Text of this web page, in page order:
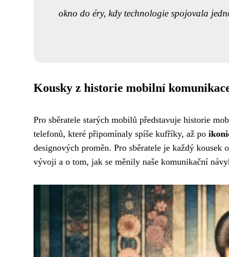
okno do éry, kdy technologie spojovala
Kousky z historie mobilní
Pro sběratele starých mobilů představuje historie
telefonů, které připomínaly spíše kufříky, až po
designových proměn. Pro sběratele je každý
vývoji a o tom, jak se měnily naše komunikační